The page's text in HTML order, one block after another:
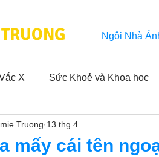
Ngôi Nhà
X Sức Khoẻ và Khoa học
đồng Trải nghiệm của người
mấy cái tên
Truong 13 thg 4